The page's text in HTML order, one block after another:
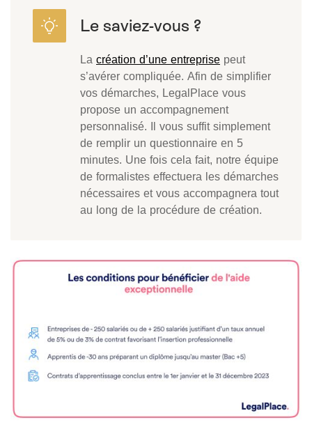
La création d’une entreprise peut
s’avérer compliquée. Afin de simplifier
vos démarches, LegalPlace vous
propose un accompagnement
personnalisé. Il vous suffit simplement
de remplir un questionnaire en 5
minutes. Une fois cela fait, notre équipe
de formalistes effectuera les démarches
nécessaires et vous accompagnera tout
au long de la procédure de création.